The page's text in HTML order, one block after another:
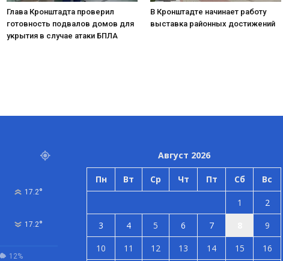
Глава Кронштадта проверил
готовность подвалов домов для
укрытия в случае атаки БПЛА
В Кронштадте начинает работу
выставка районных достижений
17.2°
17.2°
12%
Август 2026
Пн Вт Ср Чт Пт Сб Вс
1
2
3
4 5 6 7
9
10
11 12 13 14 15 16